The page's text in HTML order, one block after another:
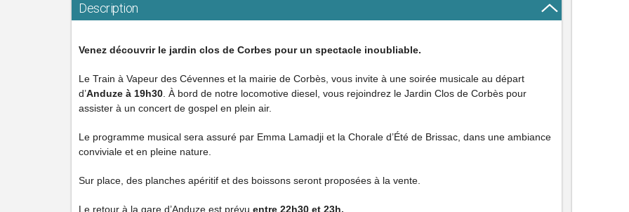
Description
Venez découvrir le jardin clos de Corbes pour un spectacle inoubliable.
Le Train à Vapeur des Cévennes et la mairie de Corbès, vous invite à une soirée musicale au départ
d’Anduze à 19h30 . À bord de notre locomotive diesel, vous rejoindrez le Jardin Clos de Corbès pour
assister à un concert de gospel en plein air.
Le programme musical sera assuré par Emma Lamadji et la Chorale d’Été de Brissac, dans une ambiance
conviviale et en pleine nature.
Sur place, des planches apéritif et des boissons seront proposées à la vente.
Le retour à la gare d’Anduze est prévu entre 22h30 et 23h.